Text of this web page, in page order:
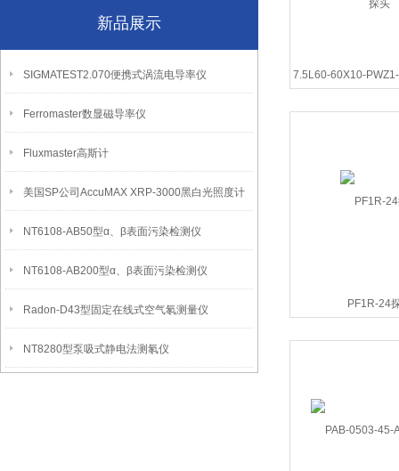
新品展示
SIGMATEST2.070便携式涡流电导率仪
Ferromaster数显磁导率仪
Fluxmaster高斯计
美国SP公司AccuMAX XRP-3000黑白光照度计
NT6108-AB50型α、β表面污染检测仪
NT6108-AB200型α、β表面污染检测仪
Radon-D43型固定在线式空气氡测量仪
NT8280型泵吸式静电法测氡仪
7.5L60-60X10-
PF1R-24